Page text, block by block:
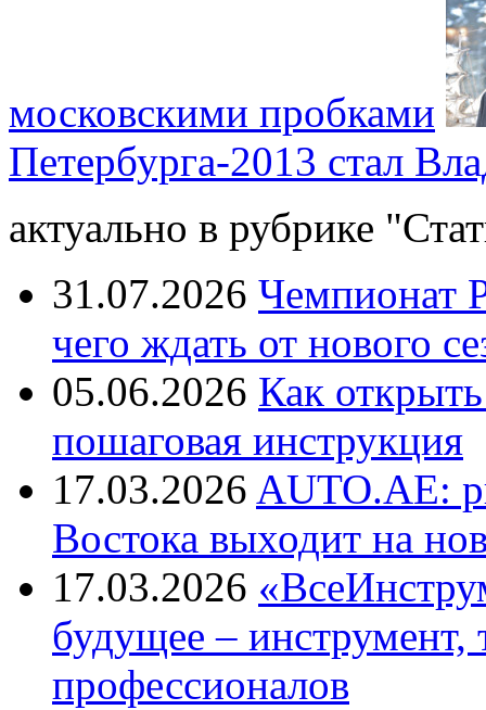
московскими пробками
Петербурга-2013 стал
актуально в рубрике
31.07.2026 Чемпионат
чего ждать от нового
05.06.2026 Как
пошаговая инструкция
17.03.2026 AUTO.AE:
Востока выходит на
17.03.2026
будущее – инструмент,
профессионалов